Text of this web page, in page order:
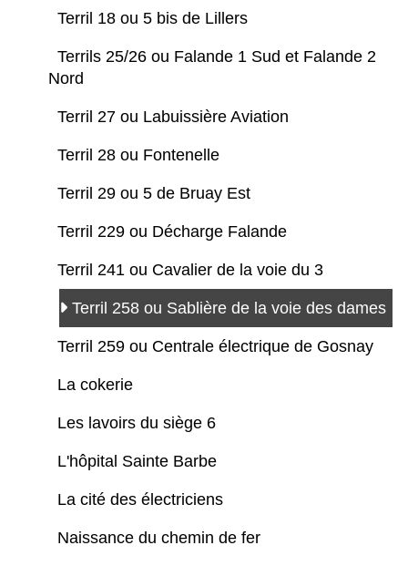
Terril 18 ou 5 bis de Lillers
Terrils 25/26 ou Falande 1 Sud et Falande 2
Nord
Terril 27 ou Labuissière Aviation
Terril 28 ou Fontenelle
Terril 29 ou 5 de Bruay Est
Terril 229 ou Décharge Falande
Terril 241 ou Cavalier de la voie du 3
Terril 258 ou Sablière de la voie des dames
Terril 259 ou Centrale électrique de Gosnay
La cokerie
Les lavoirs du siège 6
L'hôpital Sainte Barbe
La cité des électriciens
Naissance du chemin de fer